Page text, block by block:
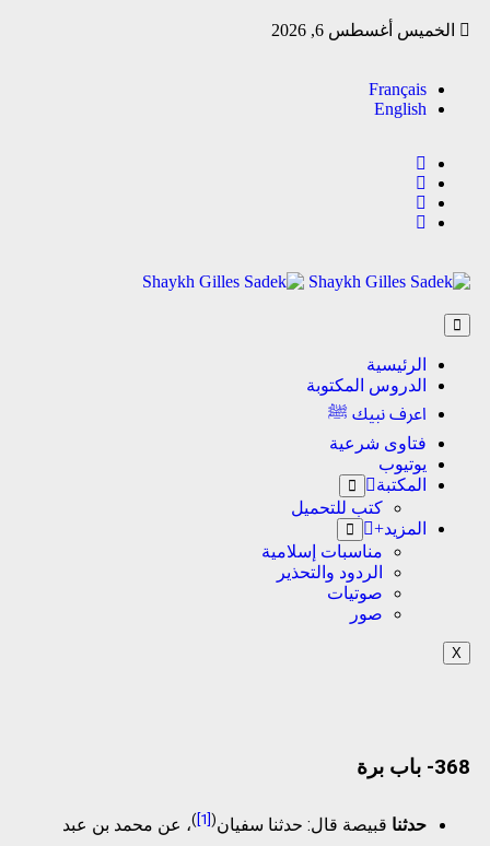
الخميس أغسطس 6, 2026
Français
English
الرئيسية
الدروس المكتوبة
اعرف نبيك ﷺ
فتاوى شرعية
يوتيوب
المكتبة
كتب للتحميل
المزيد+
مناسبات إسلامية
الردود والتحذير
صوتيات
صور
X
368- باب برة
حدثنا قبيصة قال: حدثنا سفيان(
)، عن محمد بن عبد